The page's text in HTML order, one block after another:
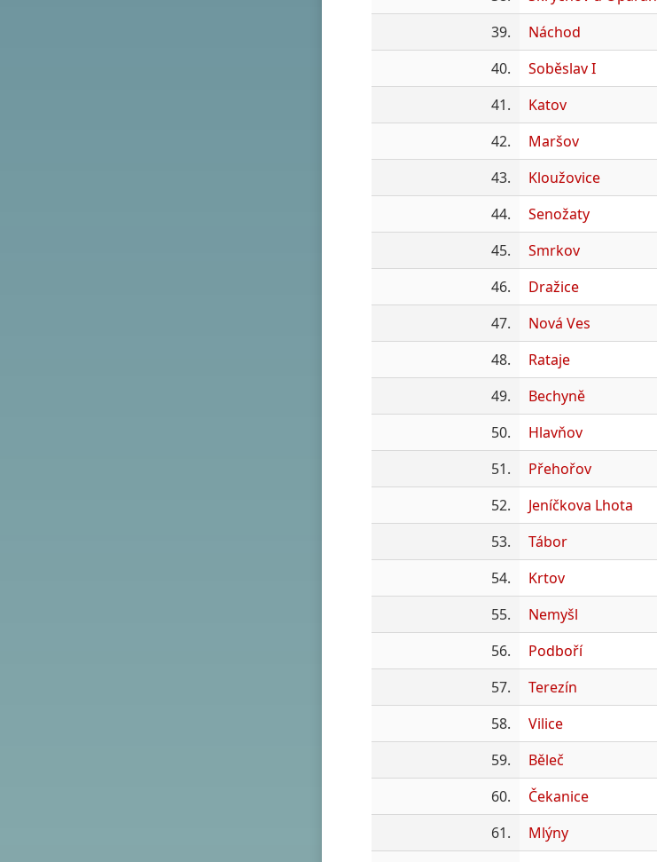
39.
Náchod
40.
Soběslav I
41.
Katov
42.
Maršov
43.
Kloužovice
44.
Senožaty
45.
Smrkov
46.
Dražice
47.
Nová Ves
48.
Rataje
49.
Bechyně
50.
Hlavňov
51.
Přehořov
52.
Jeníčkova Lhota
53.
Tábor
54.
Krtov
55.
Nemyšl
56.
Podboří
57.
Terezín
58.
Vilice
59.
Běleč
60.
Čekanice
61.
Mlýny